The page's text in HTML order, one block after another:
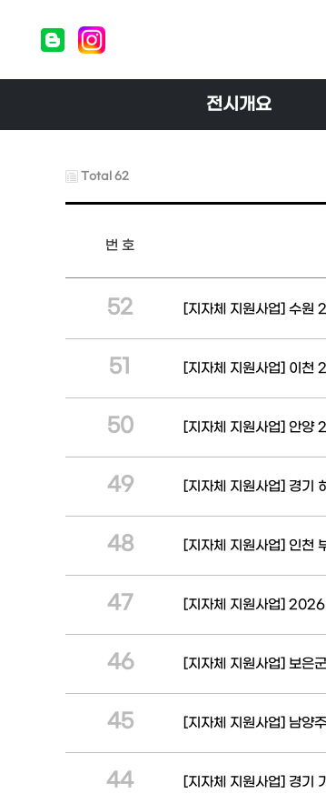
전시개요
Total 62
번 호
52 [지자체 지원사업] 수원
51 [지자체 지원사업] 이천
50 [지자체 지원사업] 안양
49 [지자체 지원사업] 경기
48 [지자체 지원사업] 인천
47 [지자체 지원사업]
46 [지자체 지원사업] 보은
45 [지자체 지원사업] 남양
44 [지자체 지원사업] 경기